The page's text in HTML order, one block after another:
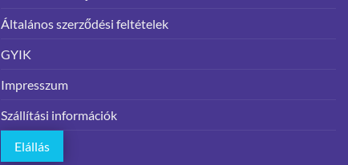
Általános szerződési feltételek
GYIK
Impresszum
Szállítási információk
Elállás